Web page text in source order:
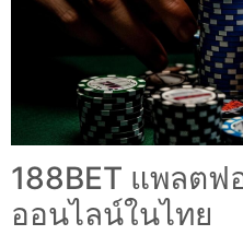
188BET แพลต
ออนไลน์ในไทย